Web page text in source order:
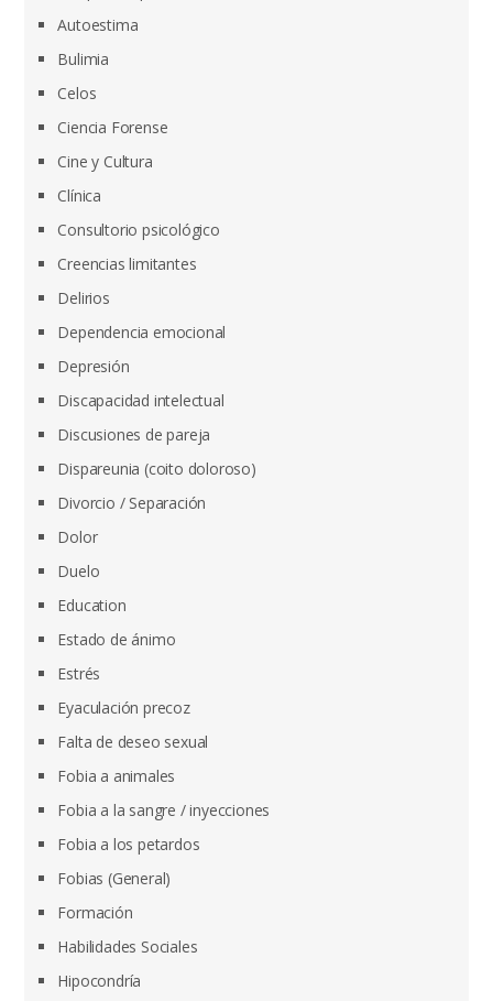
Autoestima
Bulimia
Celos
Ciencia Forense
Cine y Cultura
Clínica
Consultorio psicológico
Creencias limitantes
Delirios
Dependencia emocional
Depresión
Discapacidad intelectual
Discusiones de pareja
Dispareunia (coito doloroso)
Divorcio / Separación
Dolor
Duelo
Education
Estado de ánimo
Estrés
Eyaculación precoz
Falta de deseo sexual
Fobia a animales
Fobia a la sangre / inyecciones
Fobia a los petardos
Fobias (General)
Formación
Habilidades Sociales
Hipocondría